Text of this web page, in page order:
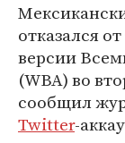
отказался
версии
(WBA) во
сообщил
Twitter-